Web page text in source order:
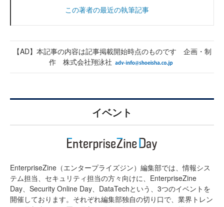
この著者の最近の執筆記事
【AD】本記事の内容は記事掲載開始時点のものです 企画・制
作 株式会社翔泳社
イベント
EnterpriseZine（エンタープライズジン）編集部では、情報シス
テム担当、セキュリティ担当の方々向けに、EnterpriseZine
Day、Security Online Day、DataTechという、3つのイベントを
開催しております。それぞれ編集部独自の切り口で、業界トレン